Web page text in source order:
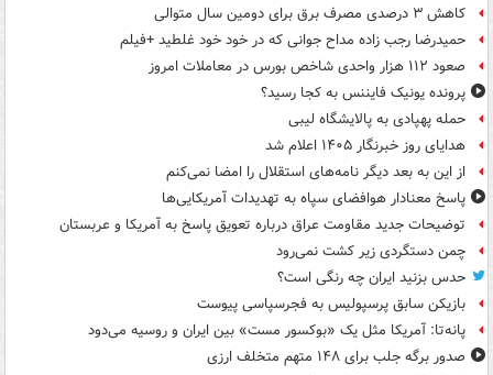
کاهش ۳ درصدی مصرف برق برای دومین سال متوالی
حمیدرضا رجب زاده مداح جوانی که در خود خود غلطید +فیلم
صعود ۱۱۲ هزار واحدی شاخص بورس در معاملات امروز
پرونده یونیک فایننس به کجا رسید؟
حمله پهپادی به پالایشگاه لیبی
هدایای روز خبرنگار ۱۴۰۵ اعلام شد
از این به بعد دیگر نامه‌های استقلال را امضا نمی‌کنم
پاسخ معنادار هوافضای سپاه به تهدیدات آمریکایی‌ها
توضیحات جدید مقاومت عراق درباره تعویق پاسخ به آمریکا و عربستان
چمن دستگردی زیر کشت نمی‌رود
حدس بزنید ایران چه رنگی است؟
بازیکن سابق پرسپولیس به فجرسپاسی پیوست
پانه‌تا: آمریکا مثل یک «بوکسور مست» بین ایران و روسیه می‌دود
صدور برگه جلب برای ۱۴۸ متهم متخلف ارزی